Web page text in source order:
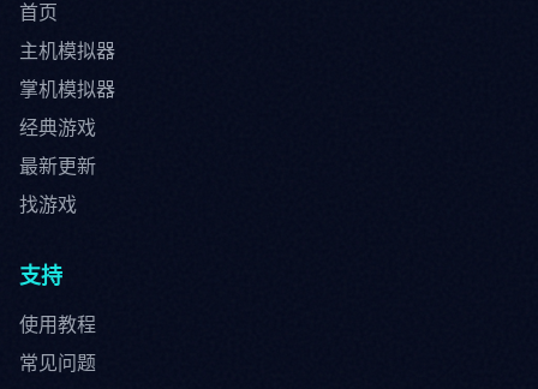
首页
主机模拟器
掌机模拟器
经典游戏
最新更新
找游戏
支持
使用教程
常见问题